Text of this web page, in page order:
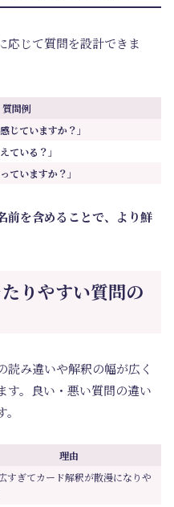
応じて質問を設計できま
質問例
じていますか？」
ている？」
ていますか？」
前を含めることで、より鮮
りやすい質問の
読み違いや解釈の幅が広く
す。良い・悪い質問の違い
理由
すぎてカード解釈が散漫になりや